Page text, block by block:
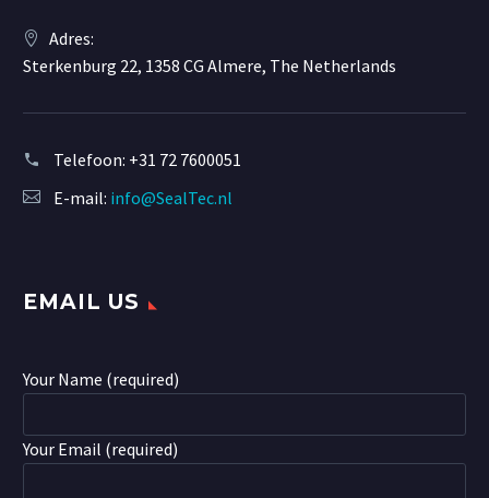
Adres:
Sterkenburg 22, 1358 CG Almere, The Netherlands
Telefoon: +31 72 7600051
E-mail: info@SealTec.nl
EMAIL US
Your Name (required)
Your Email (required)